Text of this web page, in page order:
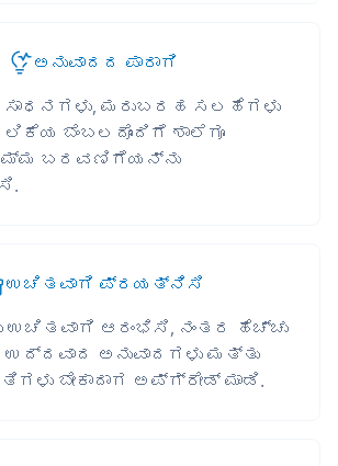
ಅನುವಾದದ ಪಾರಾಗಿ
ಸಾಧನಗಳು, ಮರುಬರಹ ಸಲಹೆಗಳು
ಬೆಂಬಲದೊಂದಿಗೆ ಶಾಲೆಗೂ
ಬರವಣಿಗೆಯನ್ನು
ಉಚಿತವಾಗಿ ಪ್ರಯತ್ನಿಸಿ
ಉಚಿತವಾಗಿ ಆರಂಭಿಸಿ, ನಂತರ ಹೆಚ್ಚು
ಅನುವಾದಗಳು ಮತ್ತು
ಬೇಕಾದಾಗ ಅಪ್‌ಗ್ರೇಡ್ ಮಾಡಿ.